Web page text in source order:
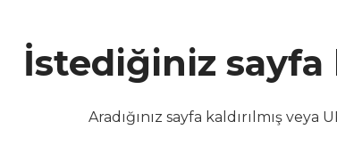
İstediğiniz sayfa
Aradığınız sayfa kaldırılmış